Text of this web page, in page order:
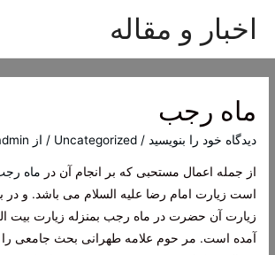
اخبار و مقاله
ماه رجب
دیدگاه‌ خود را بنویسید /
Uncategorized / از
از جمله اعمال مستحبی که بر انجام آن در ماه
است زیارت امام رضا علیه السلام می باشد. و در
زیارت آن حضرت در ماه رجب بمنزله زیارت بیت
آمده است. مر حوم علامه طهرانی بحث جامعی را